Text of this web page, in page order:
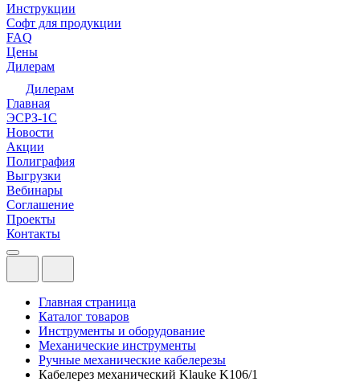
Инструкции
Софт для продукции
FAQ
Цены
Дилерам
Дилерам
Главная
ЭСРЗ-1С
Новости
Акции
Полиграфия
Выгрузки
Вебинары
Соглашение
Проекты
Контакты
Главная страница
Каталог товаров
Инструменты и оборудование
Механические инструменты
Ручные механические кабелерезы
Кабелерез механический Klauke K106/1